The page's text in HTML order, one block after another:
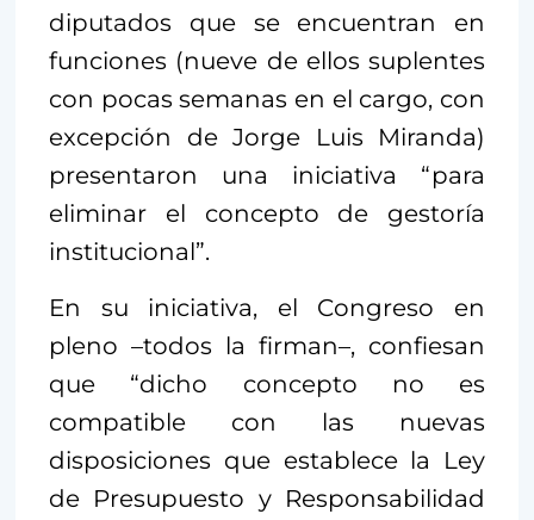
diputados que se encuentran en
funciones (nueve de ellos suplentes
con pocas semanas en el cargo, con
excepción de Jorge Luis Miranda)
presentaron una iniciativa “para
eliminar el concepto de gestoría
institucional”.
En su iniciativa, el Congreso en
pleno –todos la firman–, confiesan
que “dicho concepto no es
compatible con las nuevas
disposiciones que establece la Ley
de Presupuesto y Responsabilidad